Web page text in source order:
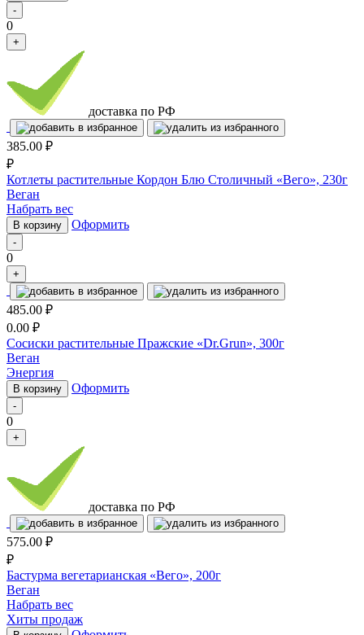
-
0
+
доставка по РФ
385.00 ₽
₽
Котлеты растительные Кордон Блю Столичный «Вего», 230г
Веган
Набрать вес
В корзину Оформить
-
0
+
485.00 ₽
0.00 ₽
Сосиски растительные Пражские «Dr.Grun», 300г
Веган
Энергия
В корзину Оформить
-
0
+
доставка по РФ
575.00 ₽
₽
Бастурма вегетарианская «Вего», 200г
Веган
Набрать вес
Хиты продаж